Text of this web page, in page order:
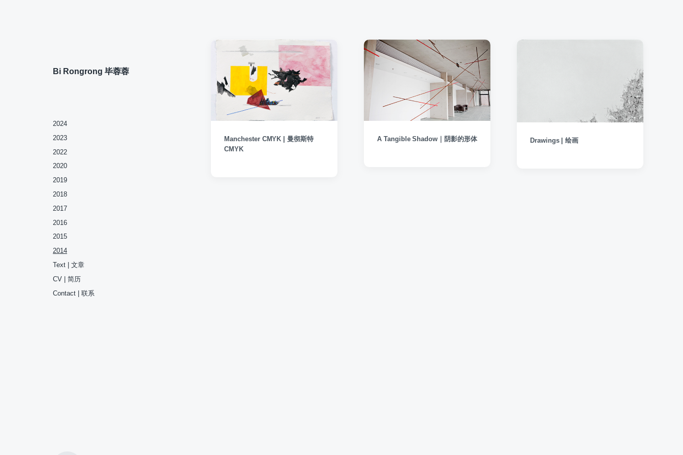
Bi Rongrong 毕蓉蓉
2024
2023
2022
2020
2019
2018
2017
2016
2015
2014
Text | 文章
CV | 简历
Contact | 联系
Manchester CMYK | 曼彻斯特
CMYK
A Tangible Shadow｜阴影的形体 Drawings | 绘画